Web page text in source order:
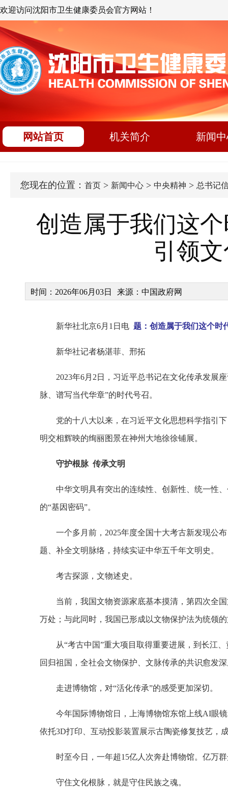
欢迎访问沈阳市卫生健康委员会官方网站！
网站首页 机关简介 新闻
您现在的位置： 首页 > 新闻中心 > 中央精神 > 总书记
创造属于我们这
引领
时间：2026年06月03日 来源：中国政府网
新华社北京6月1日电 题：创造属于我们这个
新华社记者杨湛菲、邢拓
2023年6月2日，习近平总书记在文化传承发展
脉、谱写当代华章”的时代号召。
党的十八大以来，在习近平文化思想科学指引
明交相辉映的绚丽图景在神州大地徐徐铺展。
守护根脉 传承文明
中华文明具有突出的连续性、创新性、统一性
的“基因密码”。
一个多月前，2025年度全国十大考古新发现公
题、补全文明脉络，持续实证中华五千年文明史。
考古探源，文物述史。
当前，我国文物资源家底基本摸清，第四次全
万处；与此同时，我国已形成以文物保护法为统领
从“考古中国”重大项目取得重要进展，到长江
回归祖国，全社会文物保护、文脉传承的共识愈发
走进博物馆，对“活化传承”的感受更加深切。
今年国际博物馆日，上海博物馆东馆上线AI眼
依托3D打印、互动投影装置展示古陶瓷修复技艺，
时至今日，一年超15亿人次奔赴博物馆。亿万
守住文化根脉，就是守住民族之魂。